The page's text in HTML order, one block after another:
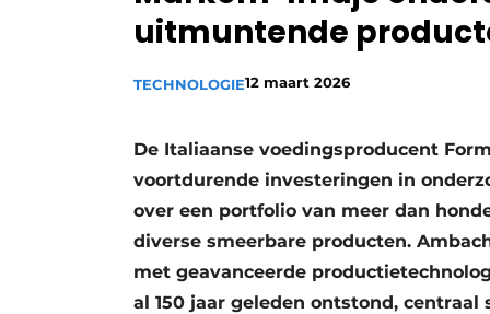
Privacy / Cookie statement
uitmuntende
TECHNOLOGIE12 maart 2026
De Italiaanse voedingsproducent
voortdurende investeringen in
over een portfolio van meer dan
diverse smeerbare producten.
met geavanceerde
al 150 jaar geleden ontstond,